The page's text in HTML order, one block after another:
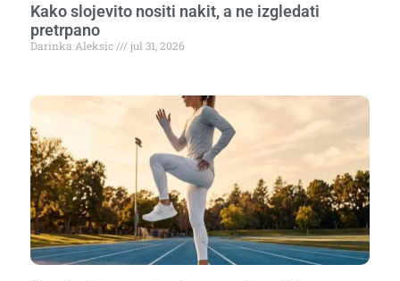
Kako slojevito nositi nakit, a ne izgledati
pretrpano
Darinka Aleksic jul 31, 2026